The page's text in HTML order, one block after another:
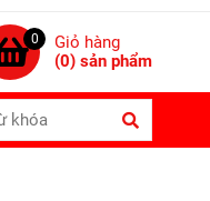
0
Giỏ hàng
(0) sản phẩm